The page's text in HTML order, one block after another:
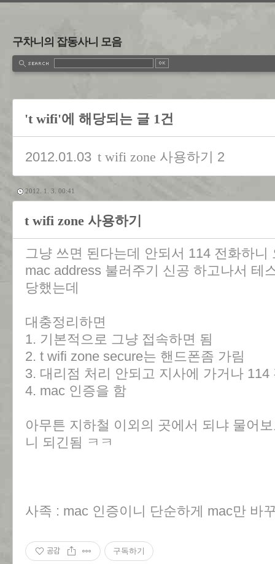
구차니의 잡동사니 모음
't wifi'에 해당되는 글 1건
2012.01.03 t wifi zone 사용하기 2
2012. 1. 3. 00:41
t wifi zone 사용하기
그냥 쓰면 된다는데 안되서 114 전화하니
mac address 불러주기 신공 하고나서 테
당했는데
대충정리하면
1. 기본적으로 그냥 접속하면 됨
2. t wifi zone secure는 핸드폰좀 가림
3. 대리점 처리 안되고 지사에 가거나 114
4. mac 인증을 함
아무튼 지하철 이외의 곳에서 되냐 물어
니 되긴됨 ㅋㅋ
사족 : mac 인증이니 단순하게 mac만 바
공감 구독하기